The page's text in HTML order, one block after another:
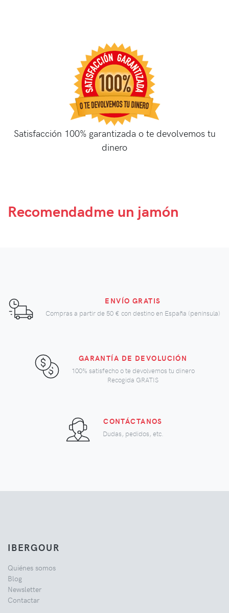
Satisfacción 100% garantizada o te devolvemos tu
dinero
Recomendadme un jamón
ENVÍO GRATIS
Compras a partir de 50 € con destino en España (península)
GARANTÍA DE DEVOLUCIÓN
100% satisfecho o te devolvemos tu dinero
Recogida GRATIS
CONTÁCTANOS
Dudas, pedidos, etc.
IBERGOUR
Quiénes somos
Blog
Newsletter
Contactar